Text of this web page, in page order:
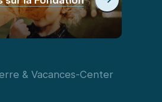
& Vacances-Center